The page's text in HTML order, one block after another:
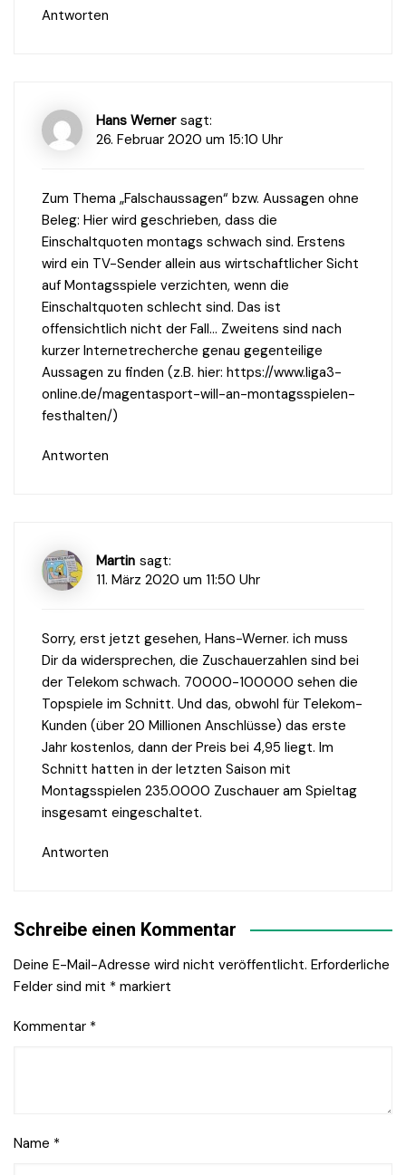
Antworten
Hans Werner sagt:
26. Februar 2020 um 15:10 Uhr
Zum Thema „Falschaussagen“ bzw. Aussagen ohne
Beleg: Hier wird geschrieben, dass die
Einschaltquoten montags schwach sind. Erstens
wird ein TV-Sender allein aus wirtschaftlicher Sicht
auf Montagsspiele verzichten, wenn die
Einschaltquoten schlecht sind. Das ist
offensichtlich nicht der Fall… Zweitens sind nach
kurzer Internetrecherche genau gegenteilige
Aussagen zu finden (z.B. hier: https://www.liga3-
online.de/magentasport-will-an-montagsspielen-
festhalten/)
Antworten
Martin sagt:
11. März 2020 um 11:50 Uhr
Sorry, erst jetzt gesehen, Hans-Werner. ich muss
Dir da widersprechen, die Zuschauerzahlen sind bei
der Telekom schwach. 70000-100000 sehen die
Topspiele im Schnitt. Und das, obwohl für Telekom-
Kunden (über 20 Millionen Anschlüsse) das erste
Jahr kostenlos, dann der Preis bei 4,95 liegt. Im
Schnitt hatten in der letzten Saison mit
Montagsspielen 235.0000 Zuschauer am Spieltag
insgesamt eingeschaltet.
Antworten
Schreibe einen Kommentar
Deine E-Mail-Adresse wird nicht veröffentlicht. Erforderliche
Felder sind mit * markiert
Kommentar *
Name *